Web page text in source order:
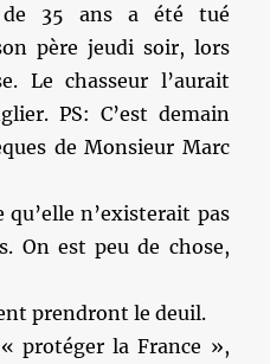
35 ans a été tué
père jeudi soir, lors
Le chasseur l’aurait
PS: C’est demain
de Monsieur Marc
n’existerait pas
On est peu de chose,
prendront le deuil.
protéger la France »,